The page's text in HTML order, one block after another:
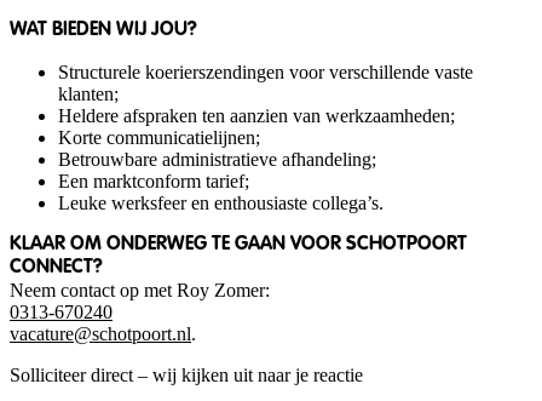
WAT BIEDEN WIJ JOU?
Structurele koerierszendingen voor verschillende vaste
klanten;
Heldere afspraken ten aanzien van werkzaamheden;
Korte communicatielijnen;
Betrouwbare administratieve afhandeling;
Een marktconform tarief;
Leuke werksfeer en enthousiaste collega’s.
KLAAR OM ONDERWEG TE GAAN VOOR SCHOTPOORT
CONNECT?
Neem contact op met Roy Zomer:
0313-670240
vacature@schotpoort.nl.
Solliciteer direct – wij kijken uit naar je reactie